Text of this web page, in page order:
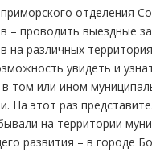
отделения
– проводить выездные
на различных
увидеть и
в том или ином
На этот раз
на территории
развития – в городе